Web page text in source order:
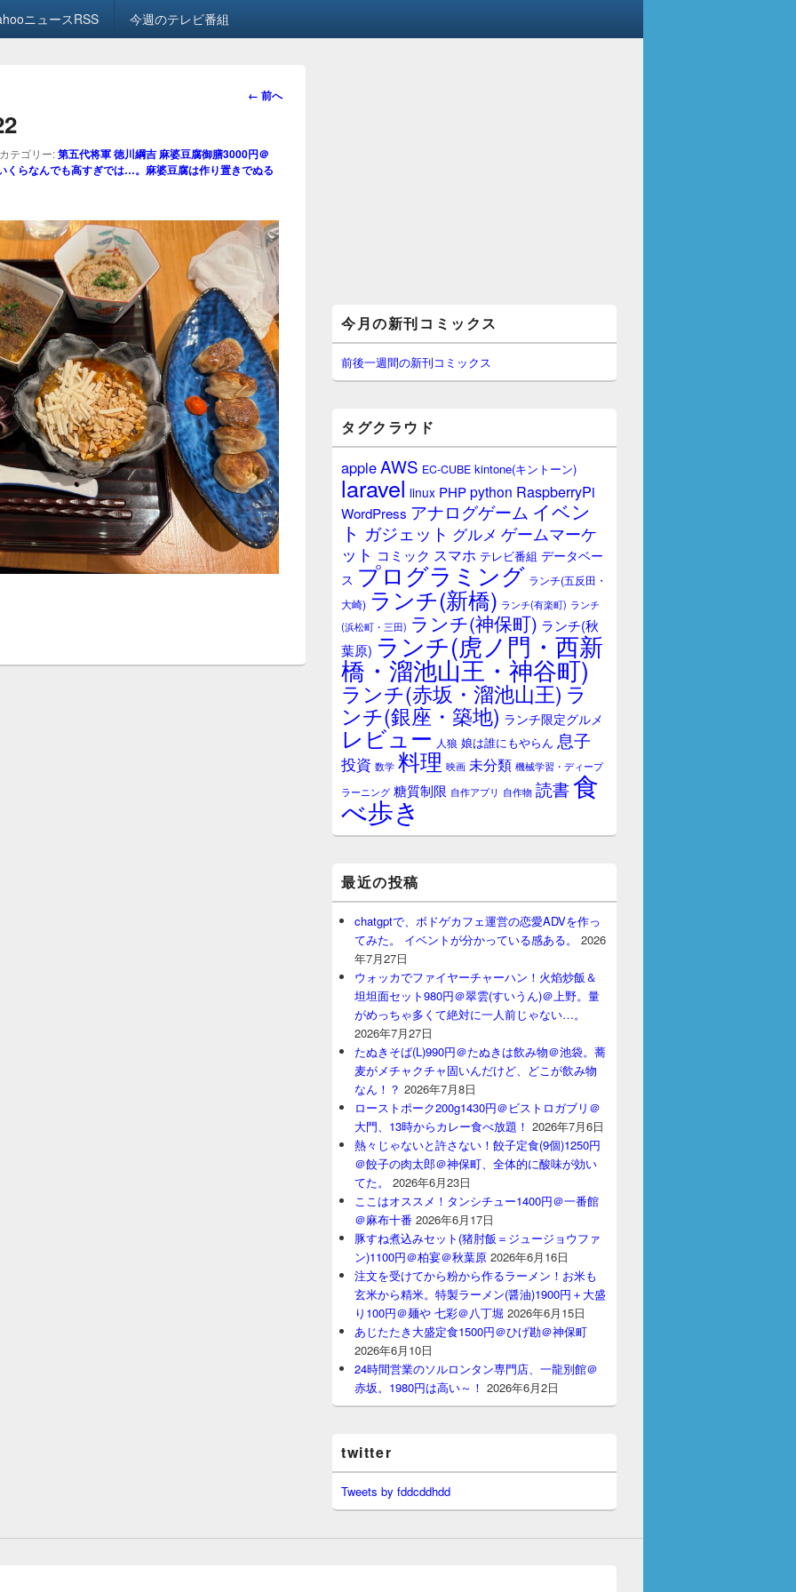
ニュースRSS 今週のテレビ番組
画
ビ
ゲ
ョ
ン
← 前へ
テゴリー:第五代将軍 徳川綱吉 麻婆豆腐御膳3000円＠
くらなんでも高すぎでは…。麻婆豆腐は作り置きでぬる
イ
ン
サ
イ
ー
ジ
ッ
ト
今月の新刊コミックス
前後一週間の新刊コミックス
タグクラウド
appleAWS EC-CUBE kintone(キントーン)
laravel linux PHPpython RaspberryPi
WordPress アナログゲーム イベン
ト ガジェット グルメ ゲームマーケ
ット コミック スマホ テレビ番組 データベー
ス プログラミング ランチ(五反田・
大崎) ランチ(新橋) ランチ(有楽町) ランチ
(浜松町・三田) ランチ(神保町) ランチ(秋
葉原) ランチ(虎ノ門・西新
橋・溜池山王・神谷町)
ランチ(赤坂・溜池山王) ラ
ンチ(銀座・築地) ランチ限定グルメ
レビュー 人狼 娘は誰にもやらん 息子
投資 数学 料理 映画 未分類 機械学習・ディープ
ラーニング 糖質制限 自作アプリ 自作物 読書食
べ歩き
最近の投稿
chatgptで、ボドゲカフェ運営の恋愛ADVを作っ
てみた。 イベントが分かっている感ある。
2026
年7月27日
ウォッカでファイヤーチャーハン！火焰炒飯＆
坦坦面セット980円＠翠雲(すいうん)＠上野。量
がめっちゃ多くて絶対に一人前じゃない…。
2026年7月27日
たぬきそば(L)990円＠たぬきは飲み物＠池袋。蕎
麦がメチャクチャ固いんだけど、どこが飲み物
なん！？ 2026年7月8日
ローストポーク200g1430円＠ビストロガブリ＠
大門、13時からカレー食べ放題！ 2026年7月6日
熱々じゃないと許さない！餃子定食(9個)1250円
＠餃子の肉太郎＠神保町、全体的に酸味が効い
てた。
2026年6月23日
ここはオススメ！タンシチュー1400円＠一番館
＠麻布十番 2026年6月17日
豚すね煮込みセット(猪肘飯＝ジュージョウファ
ン)1100円＠柏宴＠秋葉原 2026年6月16日
注文を受けてから粉から作るラーメン！お米も
玄米から精米。特製ラーメン(醤油)1900円＋大盛
り100円＠麺や 七彩＠八丁堀 2026年6月15日
あじたたき大盛定食1500円＠ひげ勘＠神保町
2026年6月10日
24時間営業のソルロンタン専門店、一龍別館＠
赤坂。1980円は高い～！ 2026年6月2日
twitter
Tweets by fddcddhdd